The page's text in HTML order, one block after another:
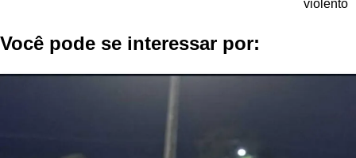
violento
Você pode se interessar por: